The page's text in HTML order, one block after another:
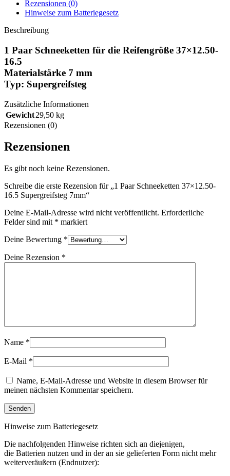
Rezensionen (0)
Hinweise zum Batteriegesetz
Beschreibung
1 Paar Schneeketten für die Reifengröße 37×12.50-
16.5
Materialstärke 7 mm
Typ: Supergreifsteg
Zusätzliche Informationen
Gewicht29,50 kg
Rezensionen (0)
Rezensionen
Es gibt noch keine Rezensionen.
Schreibe die erste Rezension für „1 Paar Schneeketten 37×12.50-
16.5 Supergreifsteg 7mm“
Deine E-Mail-Adresse wird nicht veröffentlicht. Erforderliche
Felder sind mit * markiert
Deine Bewertung *
Deine Rezension *
Name *
E-Mail *
Name, E-Mail-Adresse und Website in diesem Browser für
meinen nächsten Kommentar speichern.
Hinweise zum Batteriegesetz
Die nachfolgenden Hinweise richten sich an diejenigen,
die Batterien nutzen und in der an sie gelieferten Form nicht mehr
weiterveräußern (Endnutzer):